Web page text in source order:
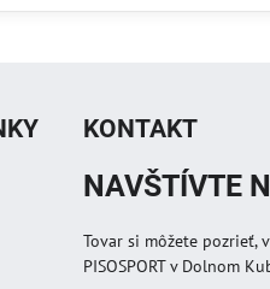
KONTAKT
NAVŠTÍVTE
Tovar si môžete pozrieť,
PISOSPORT v Dolnom